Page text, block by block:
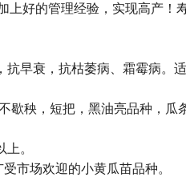
上好的管理经验，实现高产！
早衰，抗枯萎病、霜霉病。
歇秧，短把，黑油亮品种，瓜
。
市场欢迎的小黄瓜苗品种。